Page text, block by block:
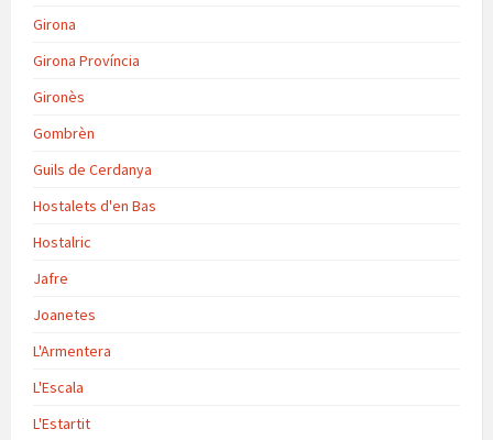
Girona
Girona Província
Gironès
Gombrèn
Guils de Cerdanya
Hostalets d'en Bas
Hostalric
Jafre
Joanetes
L'Armentera
L'Escala
L'Estartit